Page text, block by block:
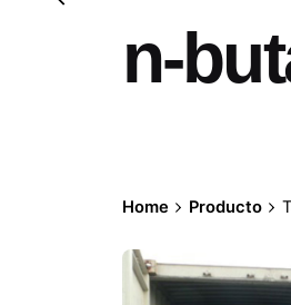
n-
Home Producto